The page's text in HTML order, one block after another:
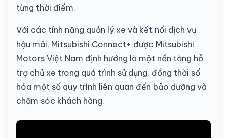
từng thời điểm.
Với các tính năng quản lý xe và kết nối dịch vụ
hậu mãi, Mitsubishi Connect+ được Mitsubishi
Motors Việt Nam định hướng là một nền tảng hỗ
trợ chủ xe trong quá trình sử dụng, đồng thời số
hóa một số quy trình liên quan đến bảo dưỡng và
chăm sóc khách hàng.